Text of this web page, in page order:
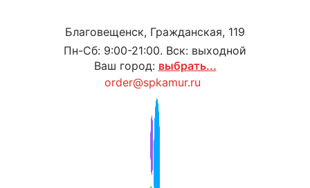
Благовещенск, Гражданская, 119
Пн-Сб: 9:00-21:00. Вск: выходной
Ваш город: выбрать...
order@spkamur.ru